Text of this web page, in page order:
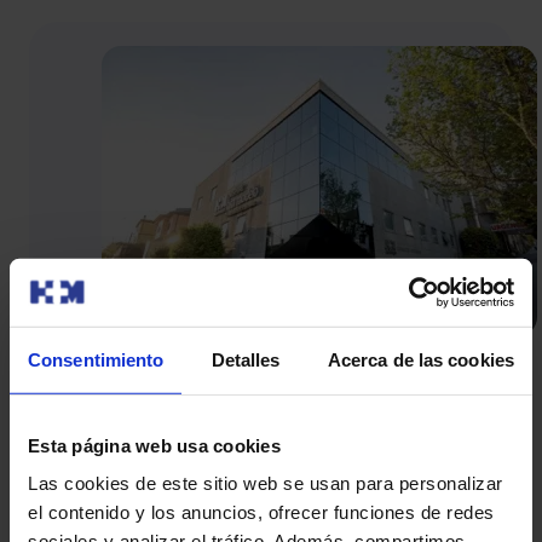
Consentimiento Detalles Acerca de las cookies
Esta página web usa cookies
Las cookies de este sitio web se usan para personalizar
el contenido y los anuncios, ofrecer funciones de redes
Hospital HM Modelo
Rúa Virrey Osorio, 30, 15011 A Coruña